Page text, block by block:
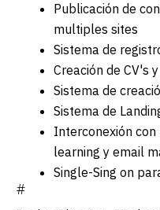
Publicación de
multiples sites
Sistema de
Creación de CV's
Sistema de
Sistema de
Interconexión con
learning y email
Single-Sing on
#